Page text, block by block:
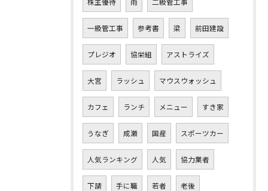
一級管工事 参考書 梁 前田建設
プレジオ 協栄組 アストライズ
大宮 ラッシュ マウスウォッシュ
カフェ ランチ メニュー すき家
うなぎ 成瀬 国産 スポーツカー
人気ランキング 人気 協力業者
下請 手に職 若者 老後